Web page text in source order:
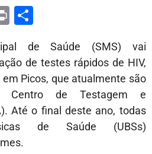
PrintShare
de Saúde (SMS) vai
de testes rápidos de HIV,
Picos, que atualmente são
Centro de Testagem e
Até o final deste ano, todas
de Saúde (UBSs)